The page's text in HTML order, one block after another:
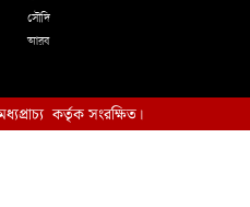
সৌদি
আরব
কর্তৃক সংরক্ষিত।